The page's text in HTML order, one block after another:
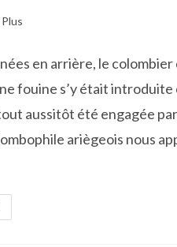
:
en arrière, le
fouine s’y était
aussitôt été engagée
ariègeois nous